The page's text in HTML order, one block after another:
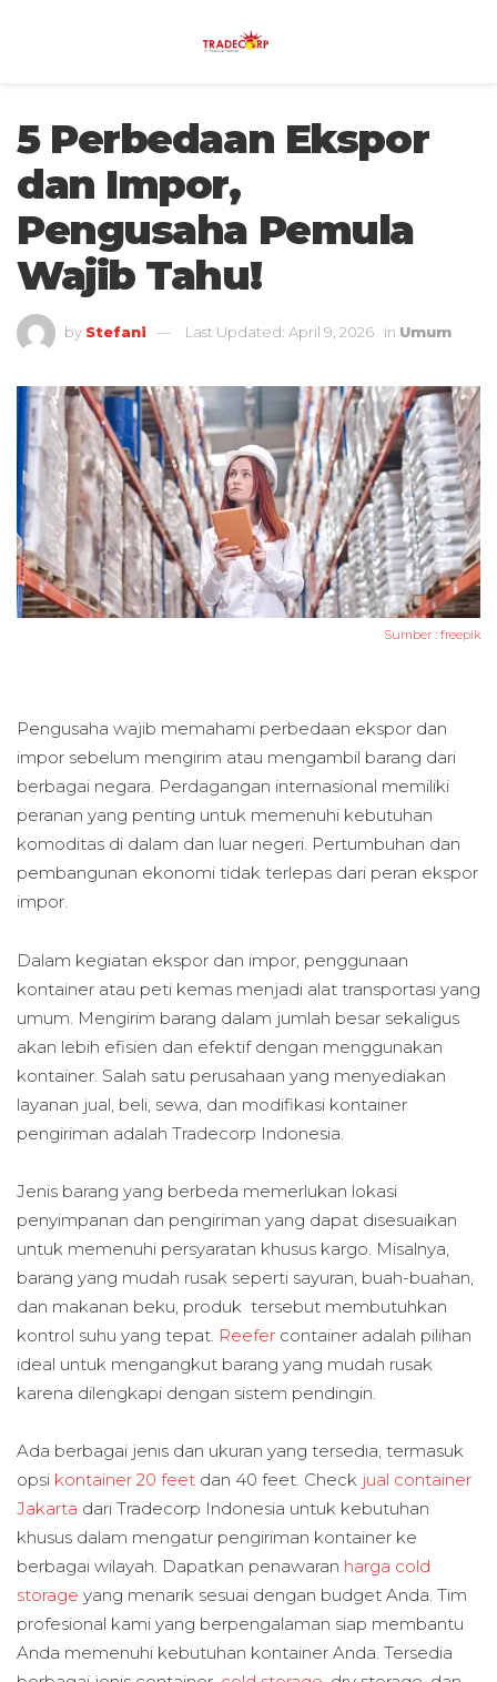
5 Perbedaan Ekspor
dan Impor,
Pengusaha Pemula
Wajib Tahu!
by Stefani Last Updated: April 9, 2026 in Umum
Sumber : freepik
Pengusaha wajib memahami perbedaan ekspor dan
impor sebelum mengirim atau mengambil barang dari
berbagai negara. Perdagangan internasional memiliki
peranan yang penting untuk memenuhi kebutuhan
komoditas di dalam dan luar negeri. Pertumbuhan dan
pembangunan ekonomi tidak terlepas dari peran ekspor
impor.
Dalam kegiatan ekspor dan impor, penggunaan
kontainer atau peti kemas menjadi alat transportasi yang
umum. Mengirim barang dalam jumlah besar sekaligus
akan lebih efisien dan efektif dengan menggunakan
kontainer. Salah satu perusahaan yang menyediakan
layanan jual, beli, sewa, dan modifikasi kontainer
pengiriman adalah Tradecorp Indonesia.
Jenis barang yang berbeda memerlukan lokasi
penyimpanan dan pengiriman yang dapat disesuaikan
untuk memenuhi persyaratan khusus kargo. Misalnya,
barang yang mudah rusak seperti sayuran, buah-buahan,
dan makanan beku, produk tersebut membutuhkan
kontrol suhu yang tepat. Reefer container adalah pilihan
ideal untuk mengangkut barang yang mudah rusak
karena dilengkapi dengan sistem pendingin.
Ada berbagai jenis dan ukuran yang tersedia, termasuk
opsi kontainer 20 feet dan 40 feet. Check jual container
Jakarta dari Tradecorp Indonesia untuk kebutuhan
khusus dalam mengatur pengiriman kontainer ke
berbagai wilayah. Dapatkan penawaran harga cold
storage yang menarik sesuai dengan budget Anda. Tim
profesional kami yang berpengalaman siap membantu
Anda memenuhi kebutuhan kontainer Anda. Tersedia